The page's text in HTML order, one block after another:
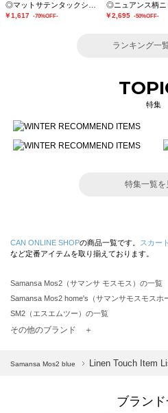
￥1,617 -70%OFF-
◎ニュアンス柄ニ
￥2,695 -50%OFF-
ランキング一
特集
特集一覧を
CAN ONLINE SHOPの商品一覧です。 スカート
など定番アイテムを取り揃えております。
Samansa Mos2（サマンサ モスモス）の一覧
Samansa Mos2 home's（サマンサモスモスホ
SM2（エスエムツー）の一覧
TSUHARU by Samansa Mos2（ツハルバイサ
Samansa Mos2 blue（サマンサモスモス ブル
その他のブランド ＋
Samansa Mos2 blue Linen Touch Item
ブラン